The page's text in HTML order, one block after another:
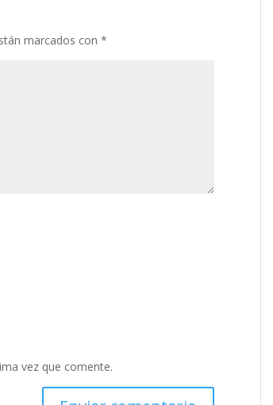
marcados con*
vez que comente.